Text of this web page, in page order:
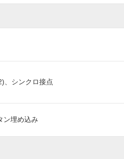
、シンクロ接点
ン埋め込み